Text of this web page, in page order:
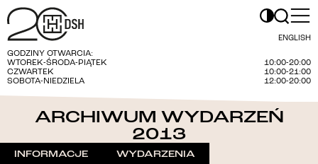
ENGLISH
GODZINY OTWARCIA:
WTOREK-ŚRODA-PIĄTEK
10:00-20:00
CZWARTEK
10:00-21:00
SOBOTA-NIEDZIELA
12:00-20:00
ARCHIWUM WYDARZEŃ
2013
INFORMACJE WYDARZENIA